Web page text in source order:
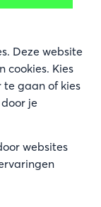
Deze website
cookies. Kies
te gaan of kies
je
websites